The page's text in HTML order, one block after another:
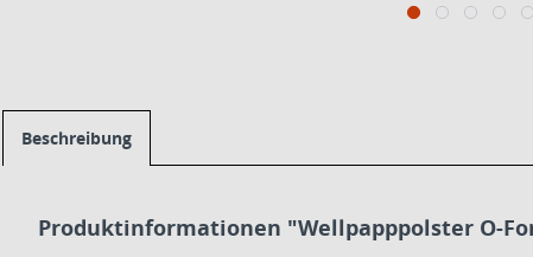
Beschreibung
Produktinformationen "Wellpapppolster O-